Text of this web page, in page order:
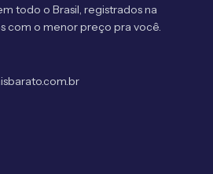
todo o Brasil, registrados na
com o menor preço pra você.